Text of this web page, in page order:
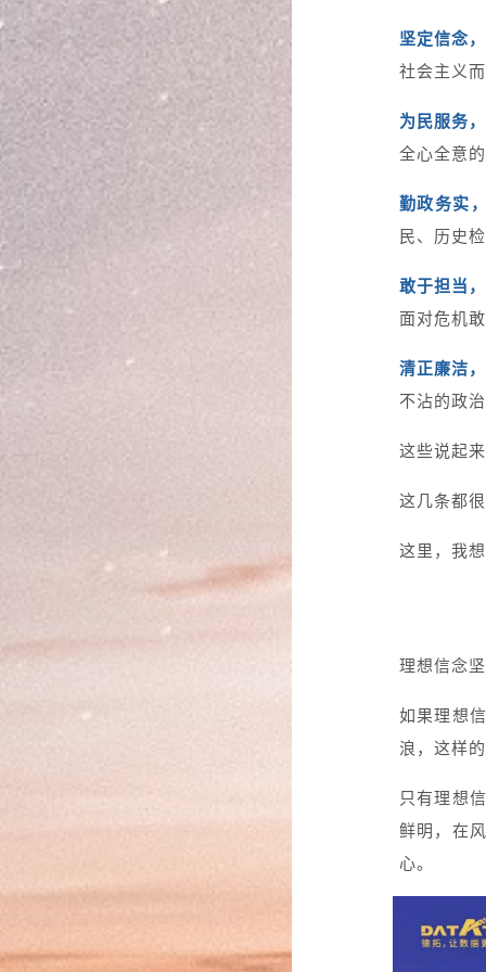
坚定信念，
社会主义
为民服务，
全心全意
勤政务实
民、历史
敢于担当，
面对危机
清正廉洁，
不沾的政
这些说起
这几条都
这里，我
理想信念
如果理想
浪，这样
只有理想
鲜明，在
心。